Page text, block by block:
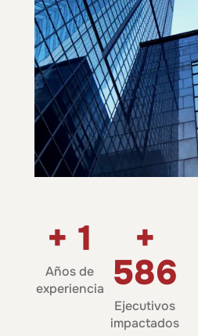
Años de
experiencia
+ 17
Ejecutivos
impactados
+
8,054